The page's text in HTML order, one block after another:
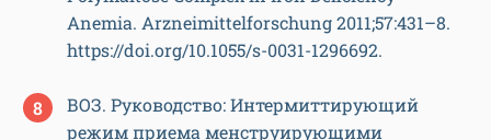
Anemia. Arzneimittelforschung 2011;57:431–8.
https://doi.org/10.1055/s-0031-1296692.
ВОЗ. Руководство: Интермиттирующий
режим приема менструирующими